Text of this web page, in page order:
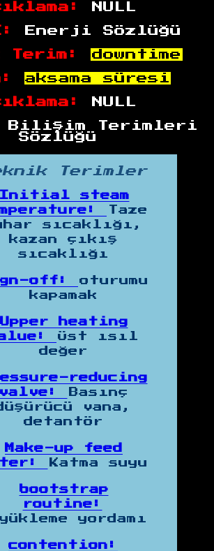
NULL
Enerji Sözlüğü
Terim: downtime
aksama süresi
NULL
Bilişim Terimleri
Sözlüğü
Terimler
Initial steam
Taze
sıcaklığı,
kazan çıkış
sıcaklığı
off:
oturumu
kapamak
Upper heating
Üst ısıl
değer
reducing
valve:
Basınç
vana,
detantör
Make-up feed
Katma suyu
bootstrap
routine:
yordamı
contention: